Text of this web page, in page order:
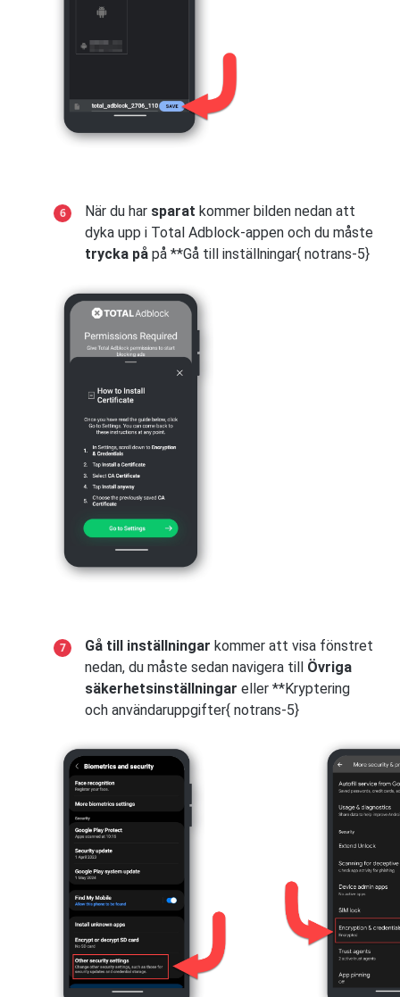
När du har sparat kommer bilden nedan att
dyka upp i Total Adblock-appen och du måste
trycka på på **Gå till inställningar{ notrans-5}
Gå till inställningar kommer att visa fönstret
nedan, du måste sedan navigera till Övriga
säkerhetsinställningar eller **Kryptering
och användaruppgifter{ notrans-5}